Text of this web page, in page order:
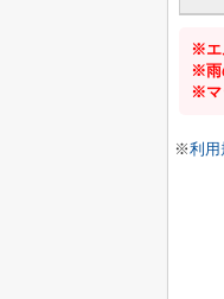
※エ
※雨
※マ
※利用